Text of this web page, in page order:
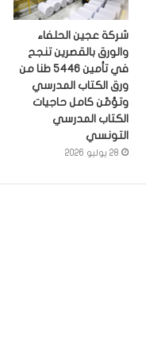
شركة عجين الحلفاء
والورق بالقصرين تنجح
في تأمين 5446 طنا من
ورق الكتاب المدرسي
وتؤمّن كامل حاجيات
الكتاب المدرسي
التونسي
28 يوليو 2026